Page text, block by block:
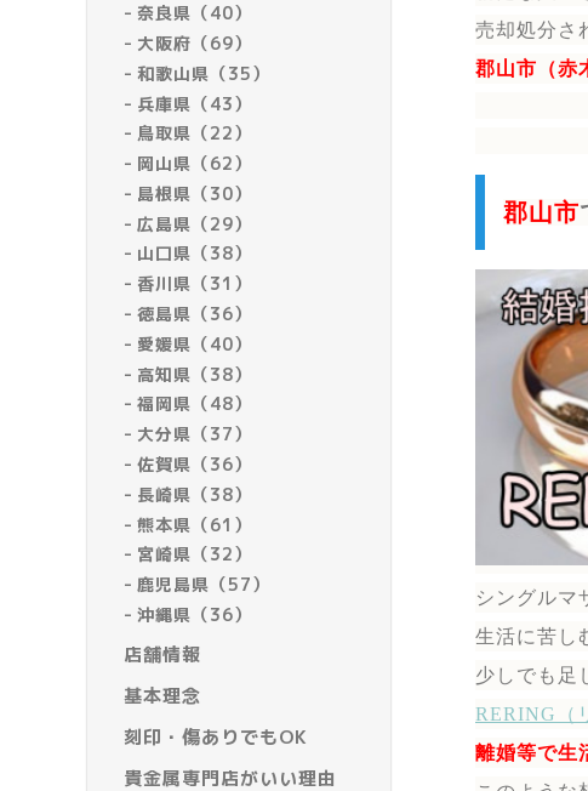
奈良県（40）
大阪府（69）
和歌山県（35）
兵庫県（43）
鳥取県（22）
岡山県（62）
島根県（30）
広島県（29）
山口県（38）
香川県（31）
徳島県（36）
愛媛県（40）
高知県（38）
福岡県（48）
大分県（37）
佐賀県（36）
長崎県（38）
熊本県（61）
宮崎県（32）
鹿児島県（57）
沖縄県（36）
店舗情報
基本理念
刻印・傷ありでもOK
貴金属専門店がいい理由
売却処分さ
郡山市（赤
郡山市
シングルマ
生活に苦し
少しでも足
RERING（
離婚等で生